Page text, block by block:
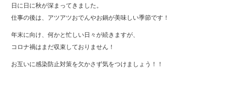
c
e
b
o
e
日に日に秋が深まってきました。
仕事の後は、アツアツおでんやお鍋が美味しい季節です！
年末に向け、何かと忙しい日々が続きますが、
コロナ禍はまだ収束しておりません！
お互いに感染防止対策を欠かさず気をつけましょう！！